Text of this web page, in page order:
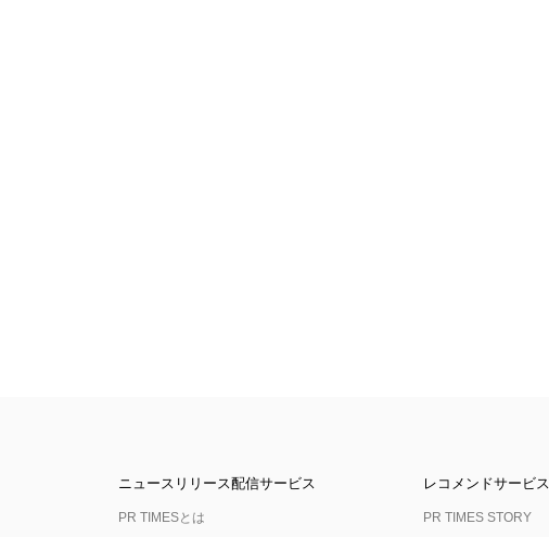
ニュースリリース配信サービス
PR TIMESとは
レコメンドサービス
PR TIMES STORY